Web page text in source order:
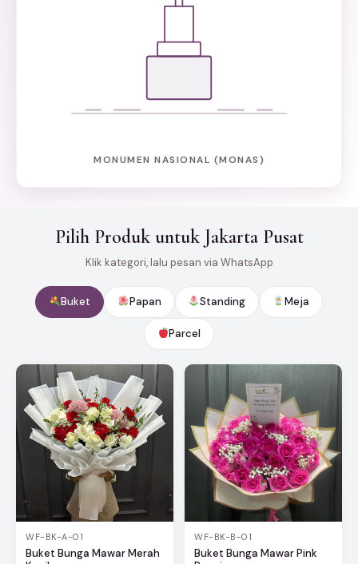
MONUMEN NASIONAL (MONAS)
Pilih Produk untuk Jakarta Pusat
Klik kategori, lalu pesan via WhatsApp
Buket Papan Standing Meja
Parcel
WF-BK-A-01
Buket Bunga Mawar Merah
WF-BK-B-01
Buket Bunga Mawar Pink